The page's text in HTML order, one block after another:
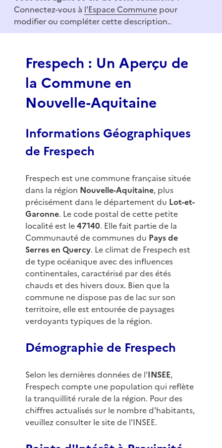
f
Connectez-vous à l'Espace Commune pour
modifier ou compléter cette description..
Frespech : Un Aperçu de
la Commune en
Nouvelle-Aquitaine
Informations Géographiques
de Frespech
Frespech est une commune française située
dans la région Nouvelle-Aquitaine, plus
précisément dans le département du Lot-et-
Garonne. Le code postal de cette petite
localité est le47140. Elle fait partie de la
Communauté de communes du Pays de
Serres en Quercy. Le climat de Frespech est
de type océanique avec des influences
continentales, caractérisé par des étés
chauds et des hivers doux. Bien que la
commune ne dispose pas de lac sur son
territoire, elle est entourée de paysages
verdoyants typiques de la région.
Démographie de Frespech
Selon les dernières données de l'INSEE,
Frespech compte une population qui reflète
la tranquillité rurale de la région. Pour des
chiffres actualisés sur le nombre d'habitants,
veuillez consulter le site de l'INSEE.